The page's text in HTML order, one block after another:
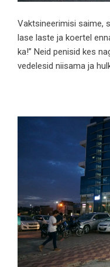
Vaktsineerimisi saime,
lase laste ja koertel
ka!” Neid penisid kes
vedelesid niisama ja